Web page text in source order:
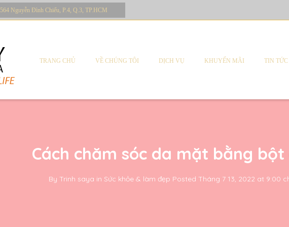
564 Nguyễn Đình Chiểu, P.4, Q.3, TP.HCM
TRANG CHỦ VỀ CHÚNG TÔI DỊCH VỤ KHUYẾN MÃI TIN TỨC
Cách chăm sóc da mặt bằng bột
By Trinh saya in Sức khỏe & làm đẹp Posted Tháng 7 13, 2022 at 9:00